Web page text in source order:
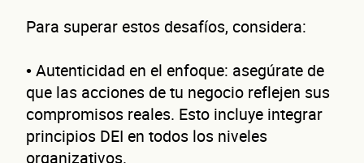
Para superar estos desafíos, considera:
• Autenticidad en el enfoque: asegúrate de
que las acciones de tu negocio reflejen sus
compromisos reales. Esto incluye integrar
principios DEI en todos los niveles
organizativos.